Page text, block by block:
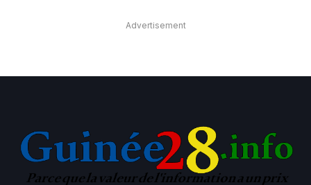
Advertisement